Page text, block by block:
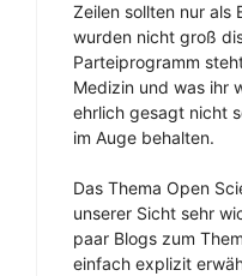
Zeilen sollten nur als
wurden nicht groß
Parteiprogramm
Medizin und was ihr
ehrlich gesagt nicht
im Auge behalten.
Das Thema Open
unserer Sicht sehr
paar Blogs zum
einfach explizit